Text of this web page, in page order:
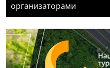
организаторами